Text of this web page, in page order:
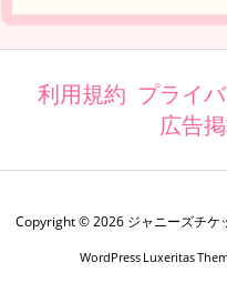
利用規約 プライ
広告
Copyright ©2026 ジャニーズチケ
WordPress Luxeritas